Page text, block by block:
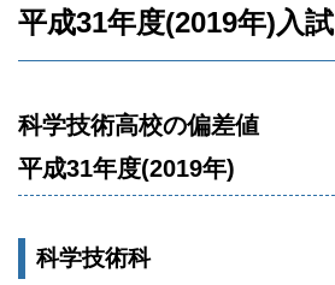
平成31年度(2019年)入試
科学技術高校の偏差値
平成31年度(2019年)
科学技術科